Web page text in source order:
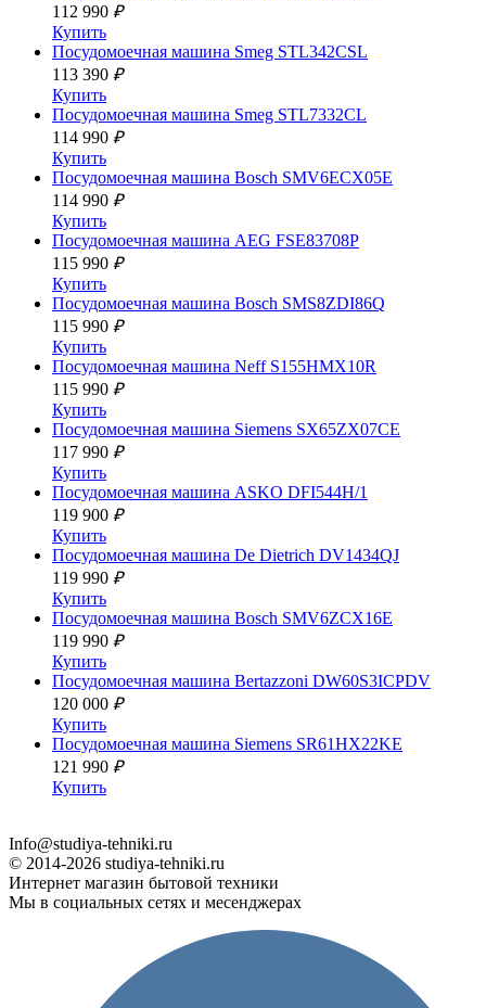
112 990 ₽
Купить
Посудомоечная машина Smeg STL342CSL
113 390 ₽
Купить
Посудомоечная машина Smeg STL7332CL
114 990 ₽
Купить
Посудомоечная машина Bosch SMV6ECX05E
114 990 ₽
Купить
Посудомоечная машина AEG FSE83708P
115 990 ₽
Купить
Посудомоечная машина Bosch SMS8ZDI86Q
115 990 ₽
Купить
Посудомоечная машина Neff S155HMX10R
115 990 ₽
Купить
Посудомоечная машина Siemens SX65ZX07CE
117 990 ₽
Купить
Посудомоечная машина ASKO DFI544H/1
119 900 ₽
Купить
Посудомоечная машина De Dietrich DV1434QJ
119 990 ₽
Купить
Посудомоечная машина Bosch SMV6ZCX16E
119 990 ₽
Купить
Посудомоечная машина Bertazzoni DW60S3ICPDV
120 000 ₽
Купить
Посудомоечная машина Siemens SR61HX22KE
121 990 ₽
Купить
Info@studiya-tehniki.ru
© 2014-2026 studiya-tehniki.ru
Интернет магазин бытовой техники
Мы в социальных сетях и месенджерах